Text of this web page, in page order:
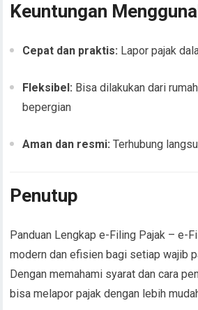
Keuntungan
Cepat dan praktis: Lapor pajak
Fleksibel: Bisa dilakukan dari
bepergian
Aman dan resmi: Terhubung
Penutup
Panduan Lengkap e-Filing Pajak – e-
modern dan efisien bagi setiap wajib
Dengan memahami syarat dan cara
bisa melapor pajak dengan lebih